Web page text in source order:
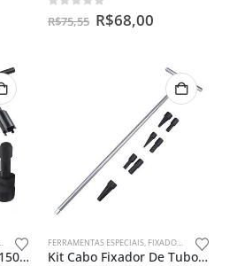
out of 5
R$75,55 R$68,00
Kit Chave Castelo 125 150 + Trava + Saca Magneto + Regulador
FERRAMENTAS ESPECIAIS FIXADOR DE TUBO
Kit Cabo Fixador De Tubo Interno Bengala + Adaptadores Motos